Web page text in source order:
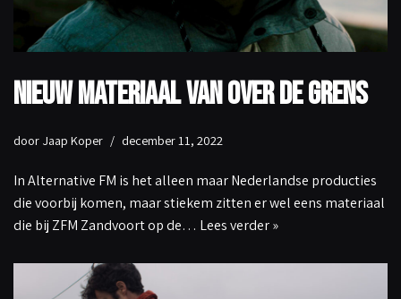
Nieuw materiaal van over de grens
door Jaap Koper december 11, 2022
In Alternative FM is het alleen maar Nederlandse producties
die voorbij komen, maar stiekem zitten er wel eens materiaal
die bij ZFM Zandvoort op de… Lees verder »